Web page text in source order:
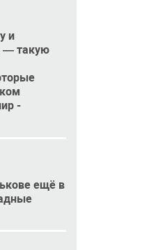
и
— такую
-
ещё в